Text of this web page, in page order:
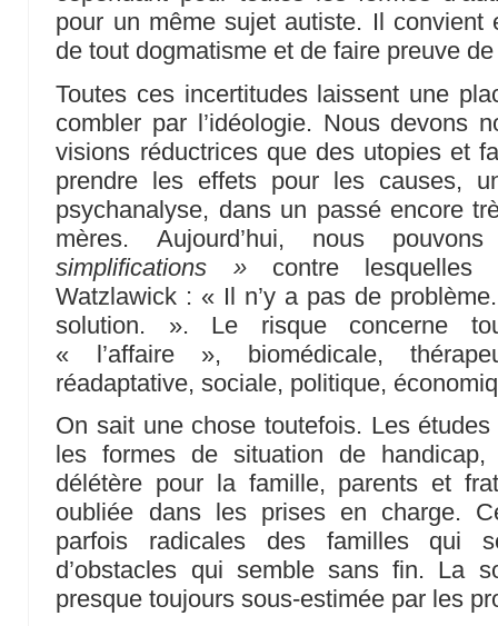
pour un même sujet autiste. Il convient
de tout dogmatisme et de faire preuve
Toutes ces incertitudes laissent une
combler par l’idéologie. Nous devons
visions réductrices que des utopies et
prendre les effets pour les causes,
psychanalyse, dans un passé encore
mères. Aujourd’hui, nous
simplifications »contre lesquelles
Watzlawick : « Il n’y a pas de
solution. ». Le risque concerne
« l’affaire », biomédicale,
réadaptative, sociale, politique,
On sait une chose toutefois. Les
les formes de situation de handicap,
délétère pour la famille, parents et
oubliée dans les prises en charge.
parfois radicales des familles qui
d’obstacles qui semble sans fin. La
presque toujours sous-estimée par les